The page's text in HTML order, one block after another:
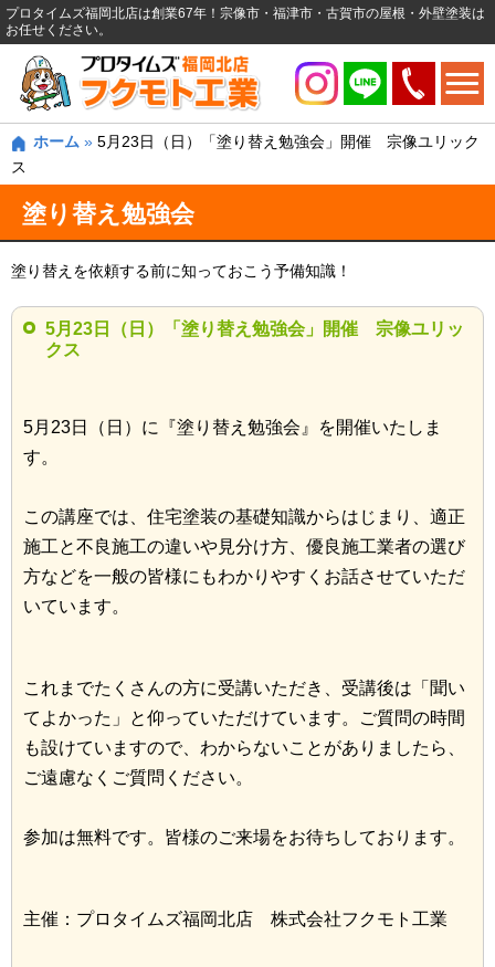
プロタイムズ福岡北店は創業67年！宗像市・福津市・古賀市の屋根・外壁塗装は
お任せください。
ホーム » 5月23日（日）「塗り替え勉強会」開催 宗像ユリック
ス
塗り替え勉強会
塗り替えを依頼する前に知っておこう予備知識！
5月23日（日）「塗り替え勉強会」開催 宗像ユリッ
クス
5月23日（日）に『塗り替え勉強会』を開催いたしま
す。
この講座では、住宅塗装の基礎知識からはじまり、適正
施工と不良施工の違いや見分け方、優良施工業者の選び
方などを一般の皆様にもわかりやすくお話させていただ
いています。
これまでたくさんの方に受講いただき、受講後は「聞い
てよかった」と仰っていただけています。ご質問の時間
も設けていますので、わからないことがありましたら、
ご遠慮なくご質問ください。
参加は無料です。皆様のご来場をお待ちしております。
主催：プロタイムズ福岡北店 株式会社フクモト工業